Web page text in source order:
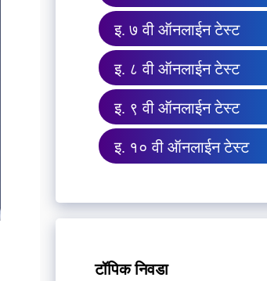
इ. ७ वी ऑनलाईन टेस्ट
इ. ८ वी ऑनलाईन टेस्ट
इ. ९ वी ऑनलाईन टेस्ट
इ. १० वी ऑनलाईन टेस्ट
टॉपिक निवडा